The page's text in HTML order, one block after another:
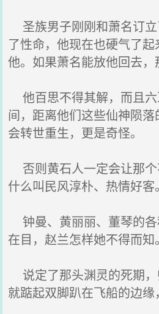
圣族男子刚刚和萧名订
了性命，他现在也硬气了
他。如果萧名能放他回去，
他百思不得其解，而且
间，距离他们这些仙神陨
会转世重生，更是奇怪。
否则黄石人一定会让那
什么叫民风淳朴、热情好客。
钟曼、黄丽丽、董琴的
在目，赵兰怎样她不得而知。
说定了那头渊灵的死期，
就踮起双脚趴在飞船的边缘